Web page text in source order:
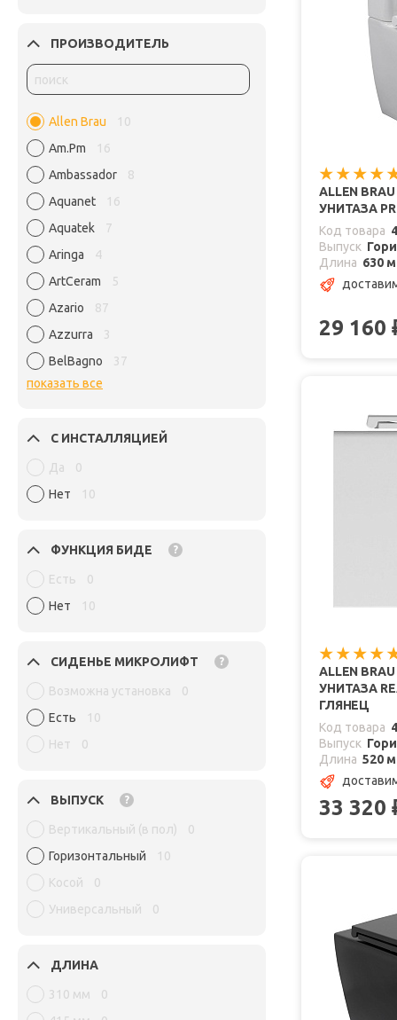
ПРОИЗВОДИТЕЛЬ
Allen Brau
10
Am.Pm
16
Ambassador
8
Aquanet
16
Aquatek
7
Aringa
4
ArtCeram
5
Azario
87
Azzurra
3
BelBagno
37
показать все
С ИНСТАЛЛЯЦИЕЙ
Да
0
Нет
10
ФУНКЦИЯ БИДЕ ?
Есть
0
Нет
10
СИДЕНЬЕ МИКРОЛИФТ ?
Возможна установка
0
Есть
10
Нет
0
ВЫПУСК ?
Вертикальный (в пол)
0
Горизонтальный
10
Косой
0
Универсальный
0
ДЛИНА
310 мм
0
ALLEN
УНИТАЗА
Код товара
Выпуск
Длина 630
29 160
ALLEN
УНИТАЗА
ГЛЯНЕЦ
Код товара
Выпуск
Длина 520
33 320